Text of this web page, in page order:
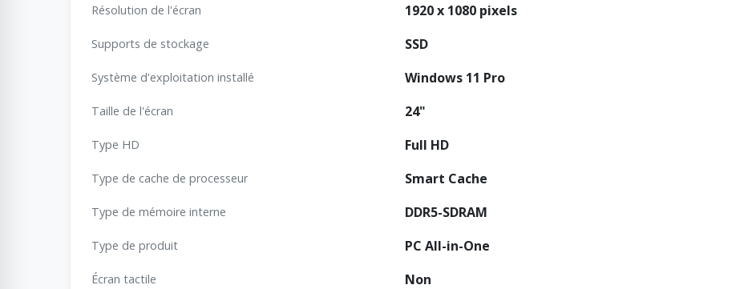
Résolution de l'écran 1920 x 1080 pixels
Supports de stockage SSD
Système d'exploitation installé Windows 11 Pro
Taille de l'écran 24"
Type HD Full HD
Type de cache de processeur Smart Cache
Type de mémoire interne DDR5-SDRAM
Type de produit PC All-in-One
Écran tactile Non